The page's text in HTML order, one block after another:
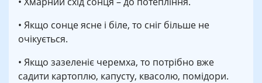
• Якщо сонце ясне і біле, то сніг більше не
очікується.
• Якщо зазеленіє черемха, то потрібно вже
садити картоплю, капусту, квасолю, помідори.